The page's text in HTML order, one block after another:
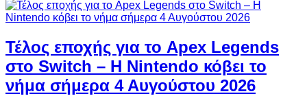
Τέλος εποχής για το Apex Legends
στο Switch – Η Nintendo κόβει το
νήμα σήμερα 4 Αυγούστου 2026